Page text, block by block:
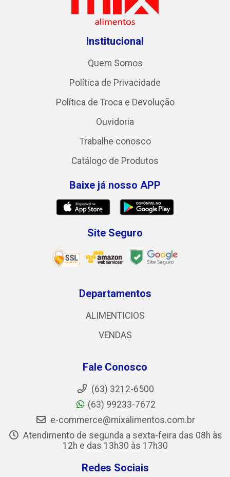
Institucional
Quem Somos
Política de Privacidade
Política de Troca e Devolução
Ouvidoria
Trabalhe conosco
Catálogo de Produtos
Baixe já nosso APP
Site Seguro
Departamentos
ALIMENTICIOS
VENDAS
Fale Conosco
(63) 3212-6500
(63) 99233-7672
e-commerce@mixalimentos.com.br
Atendimento de segunda a sexta-feira das 08h às
12h e das 13h30 às 17h30
Redes Sociais